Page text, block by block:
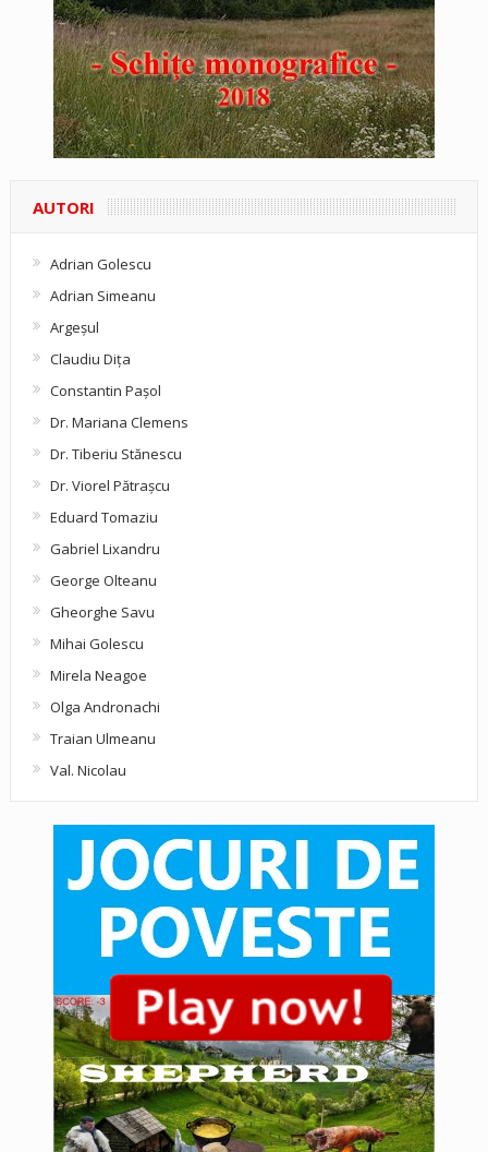
AUTORI
Adrian Golescu
Adrian Simeanu
Argeşul
Claudiu Diţa
Constantin Pașol
Dr. Mariana Clemens
Dr. Tiberiu Stănescu
Dr. Viorel Pătraşcu
Eduard Tomaziu
Gabriel Lixandru
George Olteanu
Gheorghe Savu
Mihai Golescu
Mirela Neagoe
Olga Andronachi
Traian Ulmeanu
Val. Nicolau